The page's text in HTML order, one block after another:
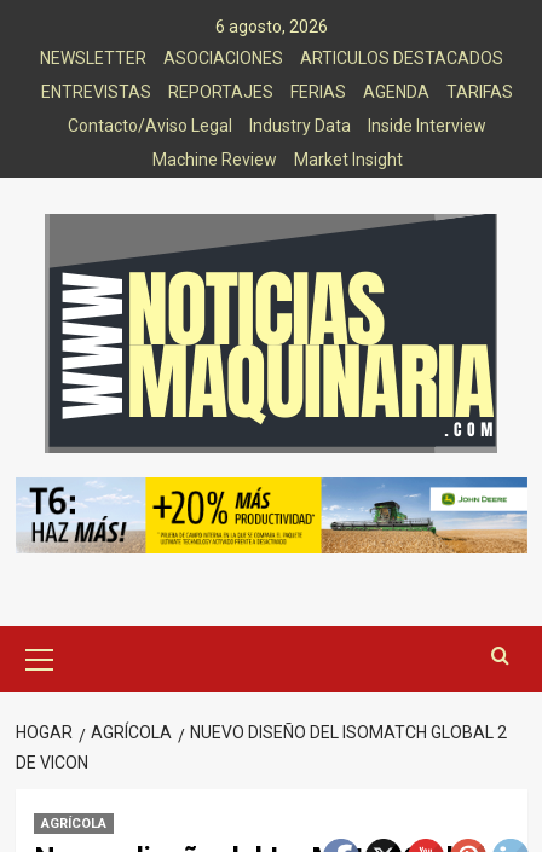
6 agosto, 2026
NEWSLETTER
ASOCIACIONES
ARTICULOS DESTACADOS
ENTREVISTAS
REPORTAJES FERIAS AGENDA
TARIFAS
Contacto/Aviso Legal
Industry Data
Inside Interview
Machine Review
Market Insight
principal
HOGAR AGRÍCOLA
NUEVO DISEÑO DEL ISOMATCH GLOBAL 2
DE VICON
AGRÍCOLA